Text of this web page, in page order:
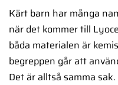
Kärt barn har många
när det kommer till
båda materialen är
begreppen går att
Det är alltså samma sak.